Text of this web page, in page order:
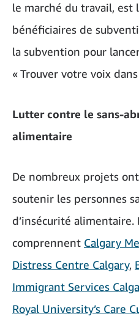
le marché du travail, est
bénéficiaires de
la subvention pour
« Trouver votre voix
Lutter contre le sans-
alimentaire
De nombreux projets
soutenir les personnes
d’insécurité alimentaire.
comprennent Calgary
Distress Centre Calgary,
Immigrant Services
Royal University’s Care